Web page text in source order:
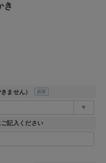
き
ません）
(必
記入ください